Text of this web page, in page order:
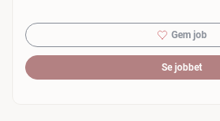
Gem job
Se jobbet